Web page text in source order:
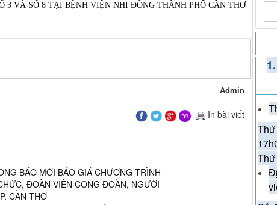
3 VÀ SỐ 8 TẠI BỆNH VIỆN NHI ĐỒNG THÀNH PHỐ CẦN THƠ
Admin
In bài viết
BÁO MỜI BÁO GIÁ CHƯƠNG TRÌNH
ĐOÀN VIÊN CÔNG ĐOÀN, NGƯỜI
CẦN THƠ
KÝ
Thứ
Thứ